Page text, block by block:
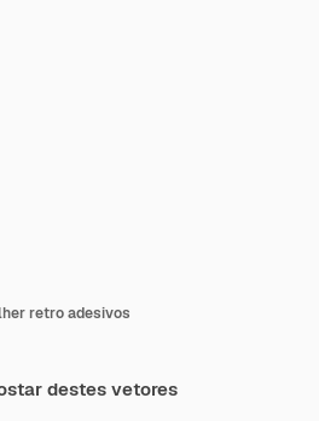
retro adesivos
destes vetores